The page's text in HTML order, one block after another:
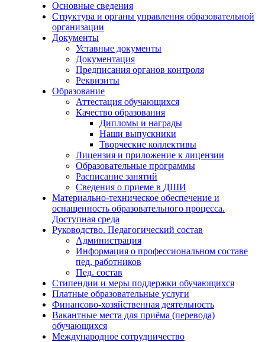
Основные сведения
Структура и органы управления образовательной
организации
Документы
Уставные документы
Документация
Предписания органов контроля
Реквизиты
Образование
Аттестация обучающихся
Качество образования
Дипломы и награды
Наши выпускники
Творческие коллективы
Лицензия и приложение к лицензии
Образовательные программы
Расписание занятий
Сведения о приеме в ДШИ
Материально-техническое обеспечение и
оснащенность образовательного процесса.
Доступная среда
Руководство. Педагогический состав
Администрация
Информация о профессиональном составе
пед. работников
Пед. состав
Стипендии и меры поддержки обучающихся
Платные образовательные услуги
Финансово-хозяйственная деятельность
Вакантные места для приёма (перевода)
обучающихся
Международное сотрудничество